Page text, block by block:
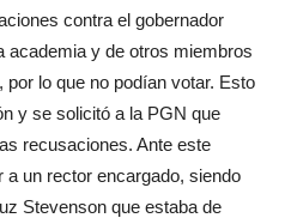
contra el gobernador
academia y de otros miembros
lo que no podían votar. Esto
y se solicitó a la PGN que
recusaciones. Ante este
un rector encargado, siendo
Stevenson que estaba de